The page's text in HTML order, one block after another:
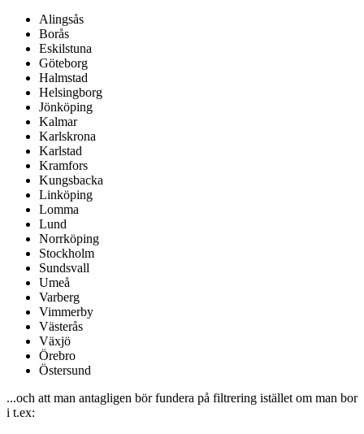
Alingsås
Borås
Eskilstuna
Göteborg
Halmstad
Helsingborg
Jönköping
Kalmar
Karlskrona
Karlstad
Kramfors
Kungsbacka
Linköping
Lomma
Lund
Norrköping
Stockholm
Sundsvall
Umeå
Varberg
Vimmerby
Västerås
Växjö
Örebro
Östersund
...och att man antagligen bör fundera på filtrering istället om man bor
i t.ex: